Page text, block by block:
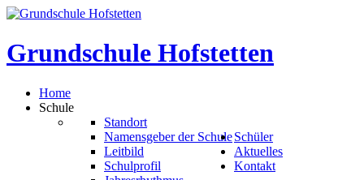
Grundschule Hofstetten
Home
Schule
Standort
Namensgeber der Schule
Leitbild
Schulprofil
Schüler
Aktuelles
Kontakt